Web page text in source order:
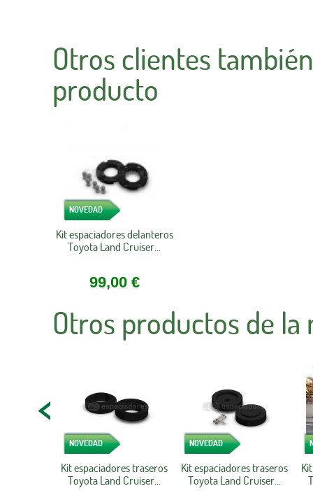
Otros clientes
producto
NOVEDAD
Kit espaciadores delanteros
Toyota Land Cruiser...
99,00 €
Otros productos de
NOVEDAD
Kit espaciadores traseros
Toyota Land Cruiser...
NOVEDAD
Kit espaciadores traseros
Toyota Land Cruiser...